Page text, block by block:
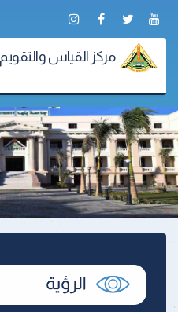
مركز القياس والتقويم